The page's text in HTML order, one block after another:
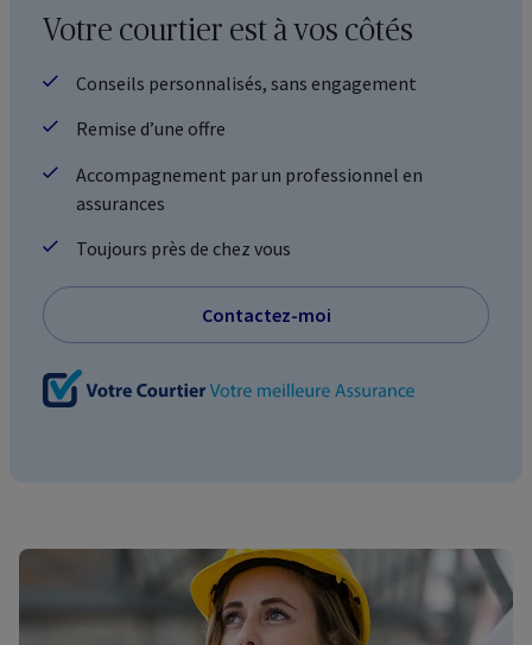
Votre courtier est à vos côtés
Conseils personnalisés, sans engagement
Remise d’une offre
Accompagnement par un professionnel en
assurances
Toujours près de chez vous
Contactez-moi